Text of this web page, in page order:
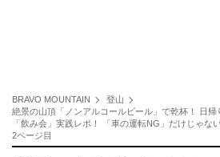
BRAVO MOUNTAIN
登山
絶景の山頂「ノンアルコールビール」で乾杯！ 日
「飲み会」実践レポ！ 「車の運転NG」だけじゃな
2ページ目